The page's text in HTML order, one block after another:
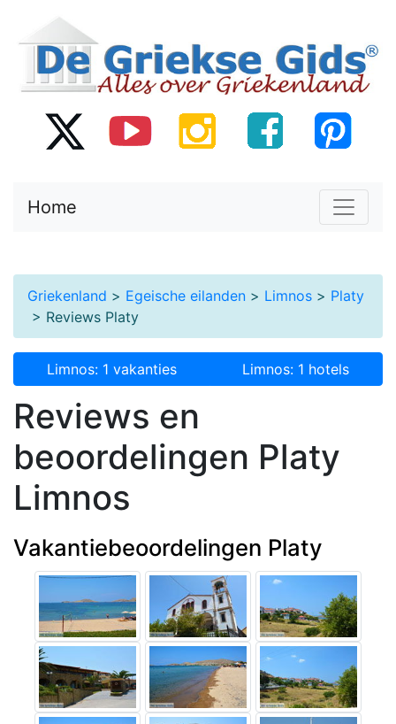
Home
Griekenland > Egeische eilanden > Limnos > Platy
> Reviews Platy
Limnos: 1 vakanties Limnos: 1 hotels
Reviews en
beoordelingen Platy
Limnos
Vakantiebeoordelingen Platy